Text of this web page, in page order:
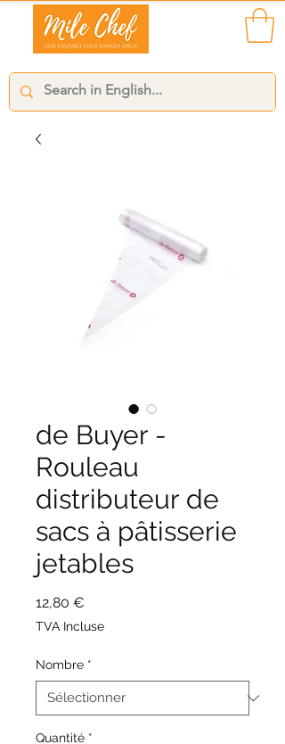
de Buyer -
Rouleau
distributeur de
sacs à pâtisserie
jetables
12,80 €
TVA Incluse
Nombre *
Quantité *